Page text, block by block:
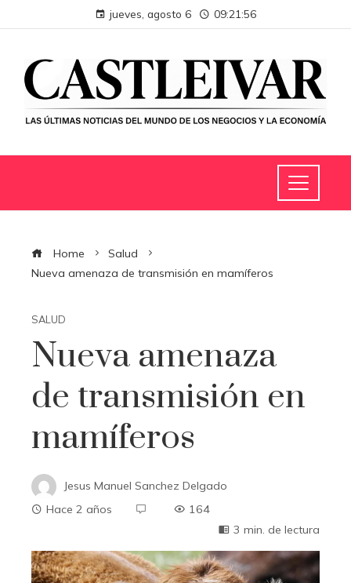
jueves, agosto 6 09:21:57
Home
Salud
Nueva amenaza de transmisión en mamíferos
SALUD
Nueva amenaza
de transmisión en
mamíferos
Jesus Manuel Sanchez Delgado
Hace 2 años
164
3 min. de lectura